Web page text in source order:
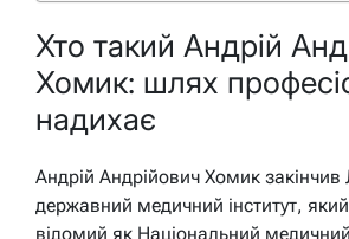
Хто такий Андрій
Хомик: шлях
надихає
Андрій Андрійович Хомик закінчив
державний медичний інститут, який
відомий як Національний медичний